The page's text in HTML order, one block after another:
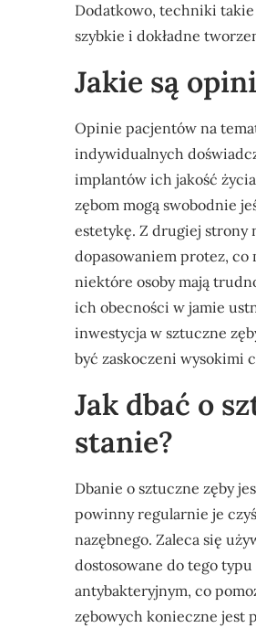
Dodatkowo, techniki
szybkie i dokładne
Jakie są
Opinie pacjentów na
indywidualnych
implantów ich jakość
zębom mogą swobodnie
estetykę. Z drugiej strony
dopasowaniem protez, co
niektóre osoby mają
ich obecności w jamie
inwestycja w sztuczne
być zaskoczeni wysokimi
Jak dbać o
stanie?
Dbanie o sztuczne zęby
powinny regularnie je
nazębnego. Zaleca się
dostosowane do tego
antybakteryjnym, co
zębowych konieczne jest